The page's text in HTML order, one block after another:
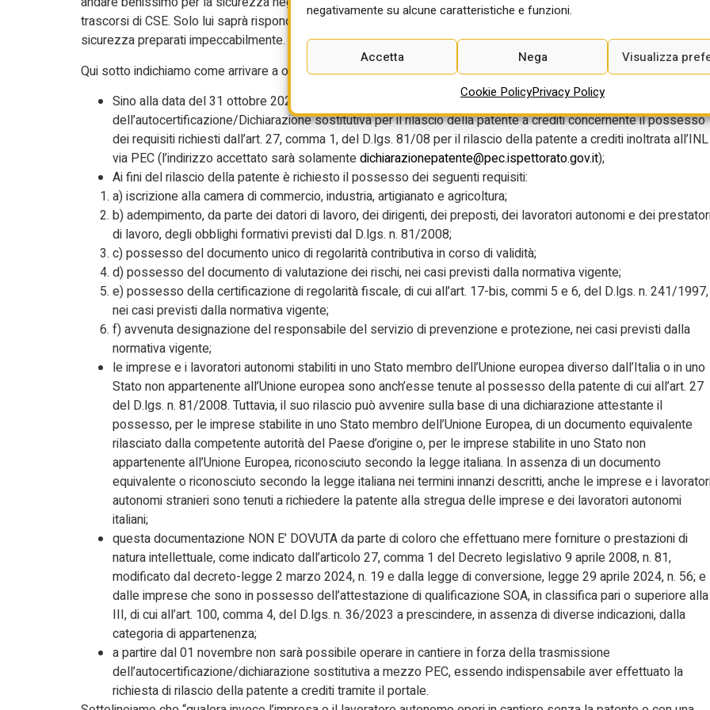
negativamente su alcune caratteristiche e funzioni.
Accetta Nega Visualizza
Cookie PolicyPrivacy Policy
trascorsi di CSE. Solo lui saprà rispondere al collega CSE e preparare un POS come si rispetti e documenti della
sicurezza preparati impeccabilmente.
Qui sotto indichiamo come arrivare a ottenere la Patente a Crediti attraverso i seguenti step:
Sino alla data del 31 ottobre 2024, in luogo della suddetta documentazione, viene accettata copia
dell’autocertificazione/Dichiarazione sostitutiva per il rilascio della patente a crediti concernente il possesso
dei requisiti richiesti dall’art. 27, comma 1, del D.lgs. 81/08 per il rilascio della patente a crediti inoltrata all’INL
via PEC (l’indirizzo accettato sarà solamentedichiarazionepatente@pec.ispettorato.gov.it);
Ai fini del rilascio della patente è richiesto il possesso dei seguenti requisiti:
a) iscrizione alla camera di commercio, industria, artigianato e agricoltura;
b) adempimento, da parte dei datori di lavoro, dei dirigenti, dei preposti, dei lavoratori autonomi e dei
di lavoro, degli obblighi formativi previsti dal D.lgs. n. 81/2008;
c) possesso del documento unico di regolarità contributiva in corso di validità;
d) possesso del documento di valutazione dei rischi, nei casi previsti dalla normativa vigente;
e) possesso della certificazione di regolarità fiscale, di cui all’art. 17-bis, commi 5 e 6, del D.lgs. n. 241/1997,
nei casi previsti dalla normativa vigente;
f) avvenuta designazione del responsabile del servizio di prevenzione e protezione, nei casi previsti dalla
normativa vigente;
le imprese e i lavoratori autonomi stabiliti in uno Stato membro dell’Unione europea diverso dall’Italia o in uno
Stato non appartenente all’Unione europea sono anch’esse tenute al possesso della patente di cui all’art. 27
del D.lgs. n. 81/2008. Tuttavia, il suo rilascio può avvenire sulla base di una dichiarazione attestante il
possesso, per le imprese stabilite in uno Stato membro dell’Unione Europea, di un documento equivalente
rilasciato dalla competente autorità del Paese d’origine o, per le imprese stabilite in uno Stato non
appartenente all’Unione Europea, riconosciuto secondo la legge italiana. In assenza di un documento
equivalente o riconosciuto secondo la legge italiana nei termini innanzi descritti, anche le imprese e i
autonomi stranieri sono tenuti a richiedere la patente alla stregua delle imprese e dei lavoratori autonomi
italiani;
questa documentazione NON E’ DOVUTA da parte di coloro che effettuano mere forniture o prestazioni di
natura intellettuale, come indicato dall’articolo 27, comma 1 del Decreto legislativo 9 aprile 2008, n. 81,
modificato dal decreto-legge 2 marzo 2024, n. 19 e dalla legge di conversione, legge 29 aprile 2024, n. 56; e
dalle imprese che sono in possesso dell’attestazione di qualificazione SOA, in classifica pari o superiore alla
III, di cui all’art. 100, comma 4, del D.lgs. n. 36/2023 a prescindere, in assenza di diverse indicazioni, dalla
categoria di appartenenza;
a partire dal 01 novembre non sarà possibile operare in cantiere in forza della trasmissione
dell’autocertificazione/dichiarazione sostitutiva a mezzo PEC, essendo indispensabile aver effettuato la
richiesta di rilascio della patente a crediti tramite il portale.